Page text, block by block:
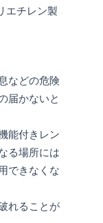
エチレン製
などの危険
届かないと
能付きレン
る場所には
できなくな
れることが